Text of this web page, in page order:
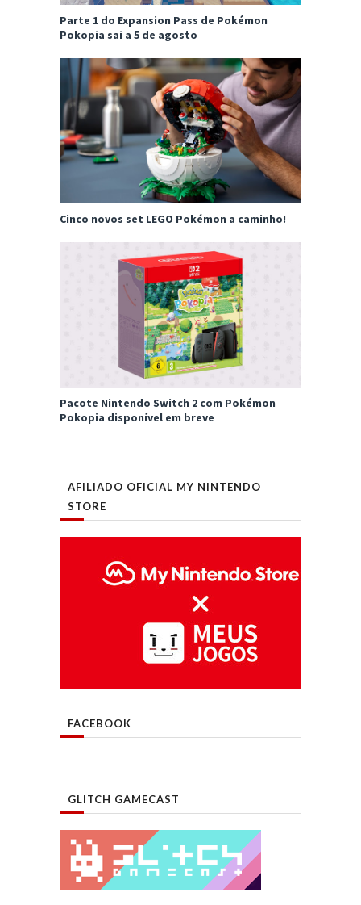
Parte 1 do Expansion Pass de Pokémon
Pokopia sai a 5 de agosto
Cinco novos set LEGO Pokémon a caminho!
Pacote Nintendo Switch 2 com Pokémon
Pokopia disponível em breve
AFILIADO OFICIAL MY NINTENDO
STORE
FACEBOOK
GLITCH GAMECAST